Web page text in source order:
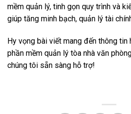
mềm quản lý, tinh gọn quy trình và
giúp tăng minh bạch, quản lý tài
Hy vọng bài viết mang đến thông tin
phần mềm quản lý tòa nhà văn
chúng tôi sẵn sàng hỗ trợ!